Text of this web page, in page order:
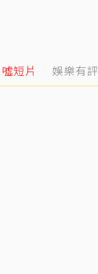
噓短片 娛樂有評